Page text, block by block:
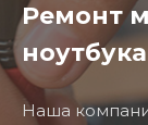
Ремонт
Наша